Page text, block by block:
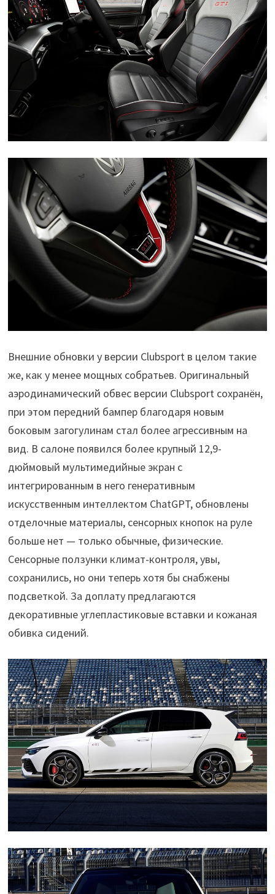
Внешние обновки у версии Clubsport в целом такие
же, как у менее мощных собратьев. Оригинальный
аэродинамический обвес версии Clubsport сохранён,
при этом передний бампер благодаря новым
боковым загогулинам стал более агрессивным на
вид. В салоне появился более крупный 12,9-
дюймовый мультимедийные экран с
интегрированным в него генеративным
искусственным интеллектом ChatGPT, обновлены
отделочные материалы, сенсорных кнопок на руле
больше нет — только обычные, физические.
Сенсорные ползунки климат-контроля, увы,
сохранились, но они теперь хотя бы снабжены
подсветкой. За доплату предлагаются
декоративные углепластиковые вставки и кожаная
обивка сидений.